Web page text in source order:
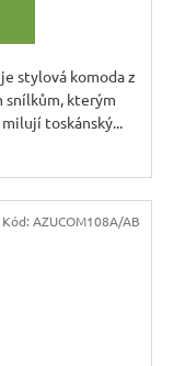
A
stylová komoda z
snílkům, kterým
toskánský...
Kód: AZUCOM108A/AB